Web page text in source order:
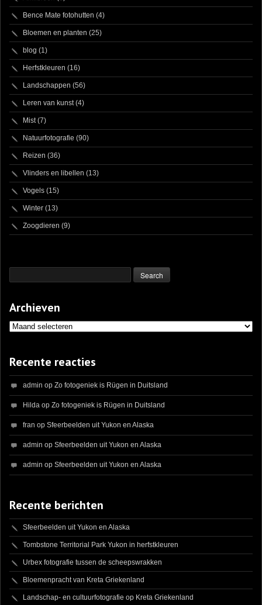
Bence Mate fotohutten (4)
Bloemen en planten (25)
blog (1)
Herfstkleuren (16)
Landschappen (56)
Leren van kunst(4)
Mist(7)
Natuurfotografie (90)
Reizen (36)
Vlinders en libellen (13)
Vogels (15)
Winter (13)
Zoogdieren (9)
Archieven
Archieven
Recente reacties
admin op Zo fotogeniek is Rügen in Duitsland
Hilda op Zo fotogeniek is Rügen in Duitsland
fran op Sfeerbeelden uit Yukon en Alaska
admin op Sfeerbeelden uit Yukon en Alaska
admin op Sfeerbeelden uit Yukon en Alaska
Recente berichten
Sfeerbeelden uit Yukon en Alaska
Tombstone Territorial Park Yukon in herfstkleuren
Urbex fotografie tussen de scheepswrakken
Bloemenpracht van Kreta Griekenland
Landschap- en cultuurfotografie op Kreta Griekenland